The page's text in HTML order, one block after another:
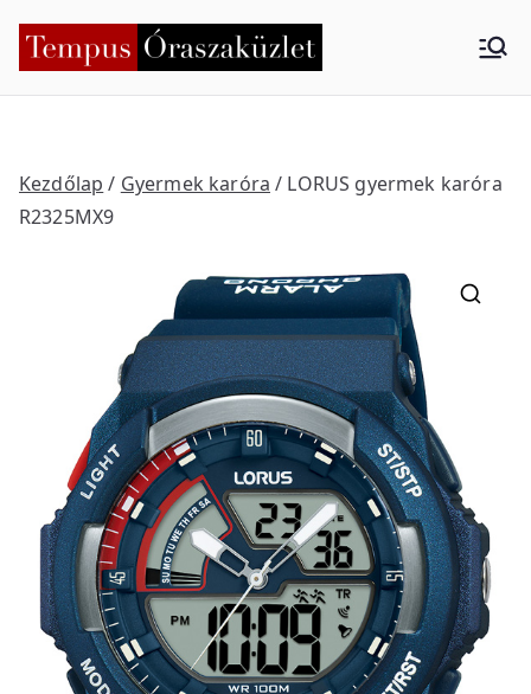
Tempus
küzlet
Kezdőlap / Gyermek karóra / LORUS gyermek karóra
R2325MX9